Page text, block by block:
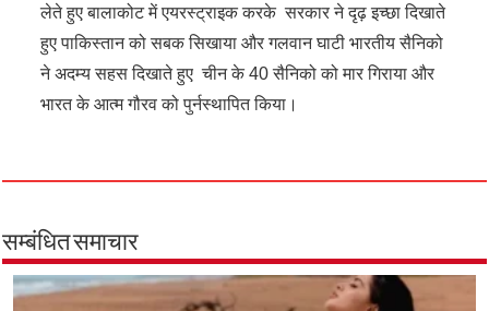
लेते हुए बालाकोट में एयरस्ट्राइक करके सरकार ने दृढ़ इच्छा दिखाते
हुए पाकिस्तान को सबक सिखाया और गलवान घाटी भारतीय सैनिको
ने अदम्य सहस दिखाते हुए चीन के 40 सैनिको को मार गिराया और
भारत के आत्म गौरव को पुर्नस्थापित किया।
सम्बंधित समाचार